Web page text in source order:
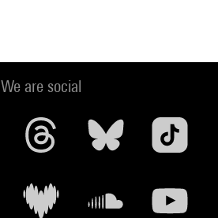
We are social